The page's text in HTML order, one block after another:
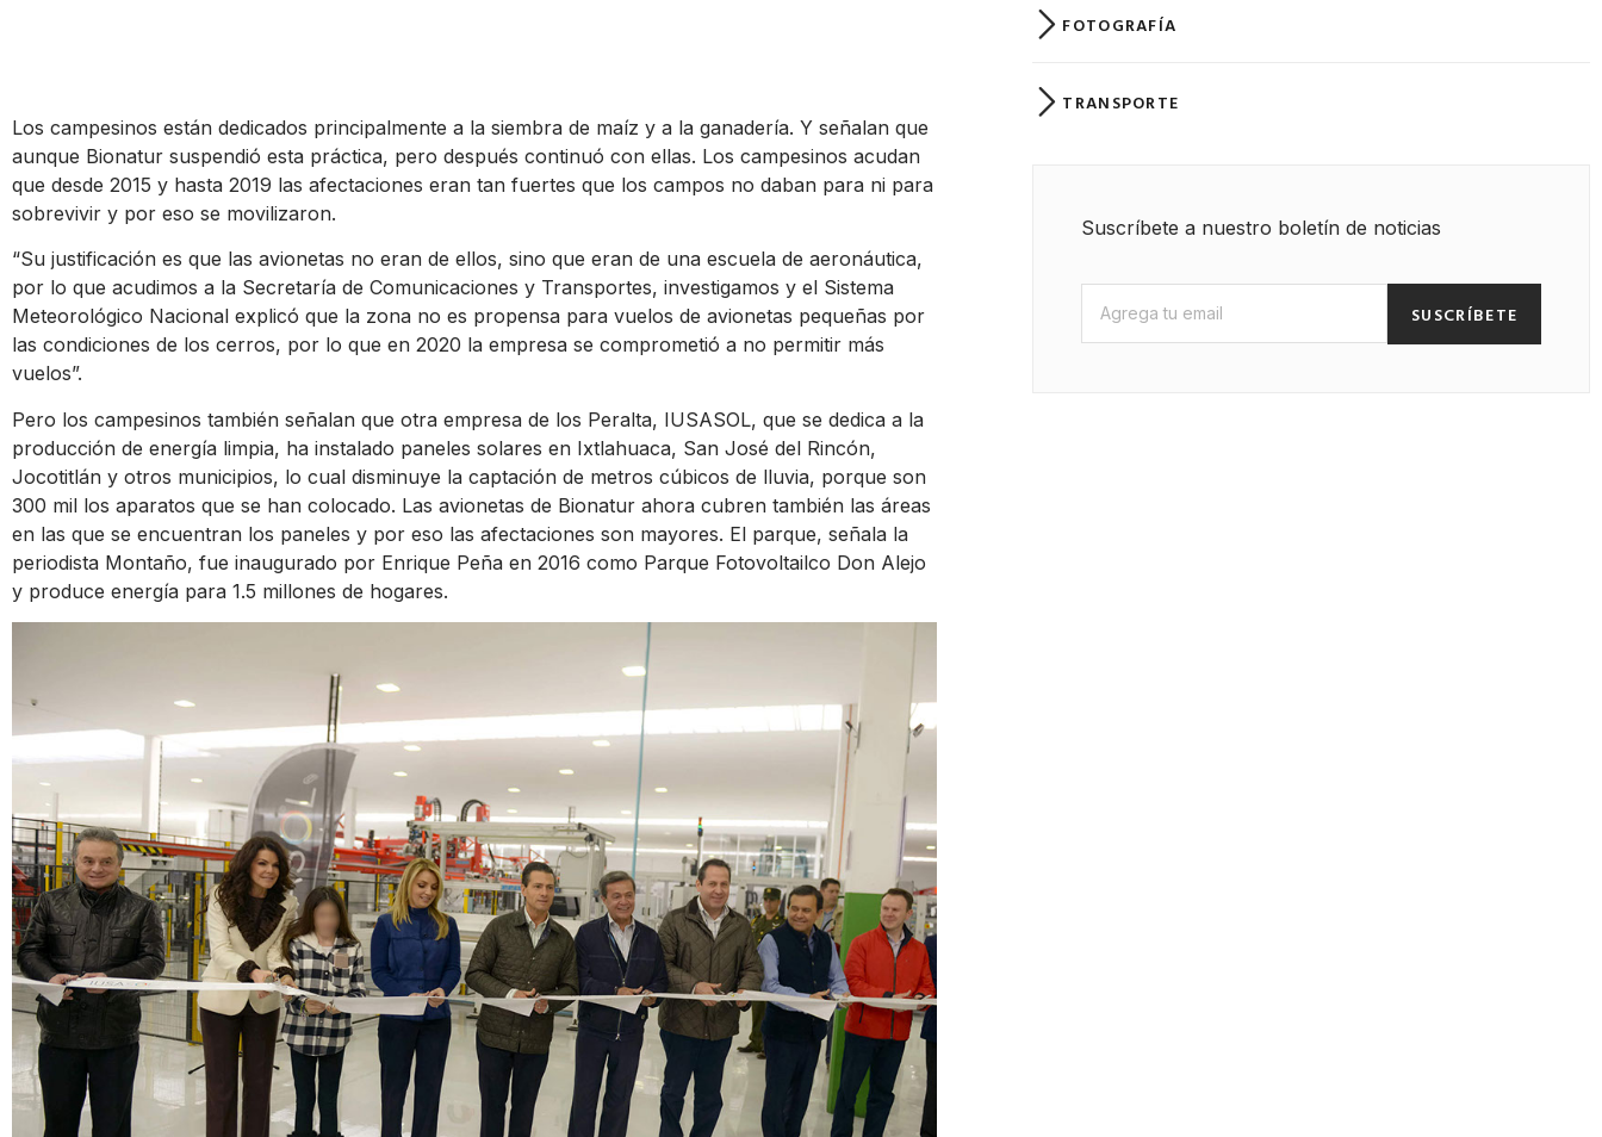
Los campesinos están dedicados principalmente a la siembra de maíz y a la ganadería. Y señalan que
aunque Bionatur suspendió esta práctica, pero después continuó con ellas. Los campesinos acudan
que desde 2015 y hasta 2019 las afectaciones eran tan fuertes que los campos no daban para ni para
sobrevivir y por eso se movilizaron.
“Su justificación es que las avionetas no eran de ellos, sino que eran de una escuela de aeronáutica,
por lo que acudimos a la Secretaría de Comunicaciones y Transportes, investigamos y el Sistema
Meteorológico Nacional explicó que la zona no es propensa para vuelos de avionetas pequeñas por
las condiciones de los cerros, por lo que en 2020 la empresa se comprometió a no permitir más
vuelos”.
Pero los campesinos también señalan que otra empresa de los Peralta, IUSASOL, que se dedica a la
producción de energía limpia, ha instalado paneles solares en Ixtlahuaca, San José del Rincón,
Jocotitlán y otros municipios, lo cual disminuye la captación de metros cúbicos de lluvia, porque son
300 mil los aparatos que se han colocado. Las avionetas de Bionatur ahora cubren también las áreas
en las que se encuentran los paneles y por eso las afectaciones son mayores. El parque, señala la
periodista Montaño, fue inaugurado por Enrique Peña en 2016 como Parque Fotovoltailco Don Alejo
y produce energía para 1.5 millones de hogares.
FOTOGRAFÍA
TRANSPORTE
Suscríbete a nuestro boletín de noticias
SUSCRÍBETE